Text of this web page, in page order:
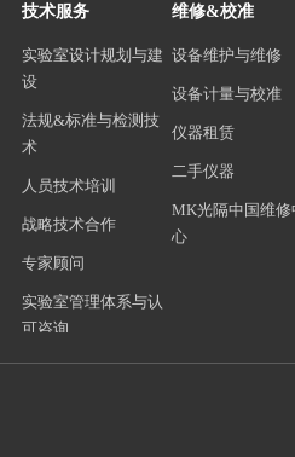
技术服务
实验室设计规划与建
设
法规&标准与检测技
术
人员技术培训
战略技术合作
专家顾问
实验室管理体系与认
可咨询
维修&校准
设备维护与维修
设备计量与校准
仪器租赁
二手仪器
MK光隔中国维修
心